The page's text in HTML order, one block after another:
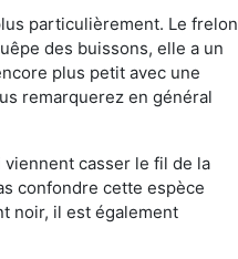
particulièrement. Le frelon
des buissons, elle a un
plus petit avec une
remarquerez en général
casser le fil de la
confondre cette espèce
noir, il est également